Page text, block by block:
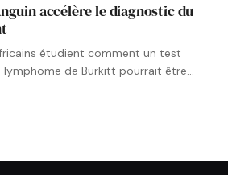
accélère le diagnostic du
étudient comment un test
lymphome de Burkitt pourrait être